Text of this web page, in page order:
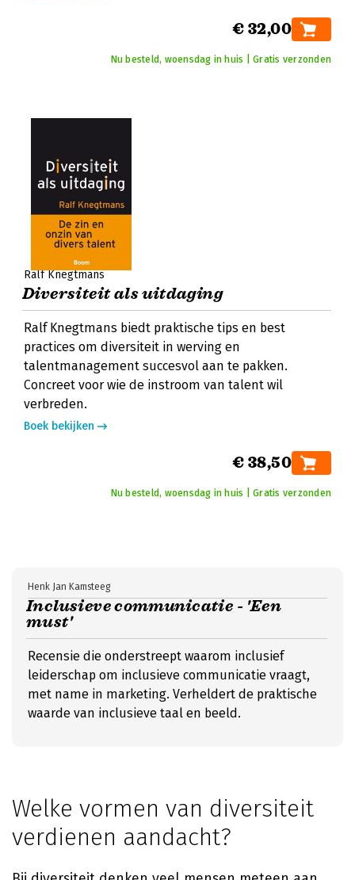
€ 32,00
Nu besteld, woensdag in huis | Gratis verzonden
Ralf Knegtmans
Diversiteit als uitdaging
Ralf Knegtmans biedt praktische tips en best
practices om diversiteit in werving en
talentmanagement succesvol aan te pakken.
Concreet voor wie de instroom van talent wil
verbreden.
Boek bekijken
€ 38,50
Nu besteld, woensdag in huis | Gratis verzonden
Inclusieve communicatie - 'Een
must'
Henk Jan Kamsteeg
Recensie die onderstreept waarom inclusief
leiderschap om inclusieve communicatie vraagt,
met name in marketing. Verheldert de praktische
waarde van inclusieve taal en beeld.
Welke vormen van diversiteit
verdienen aandacht?